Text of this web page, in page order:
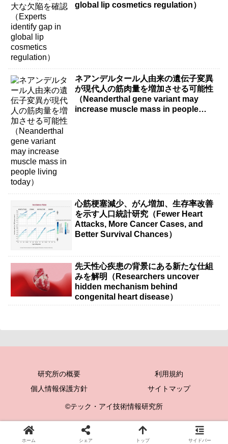
global lip cosmetics regulation）
ネアンデルタール人由来の遺伝子変異
が現代人の筋肉量を増加させる可能性
（Neanderthal gene variant may
increase muscle mass in people
心筋梗塞減少、がん増加、生存率改善
を示す人口統計研究（Fewer Heart
Attacks, More Cancer Cases, and
Better Survival Chances）
先天性心疾患の背景にある新たな仕組
みを解明（Researchers uncover
hidden mechanism behind
congenital heart disease）
研究所の概要
利用規約
個人情報保護方針
サイトマップ
©テック・アイ技術情報研究所
ホーム シェア トップ サイドバー